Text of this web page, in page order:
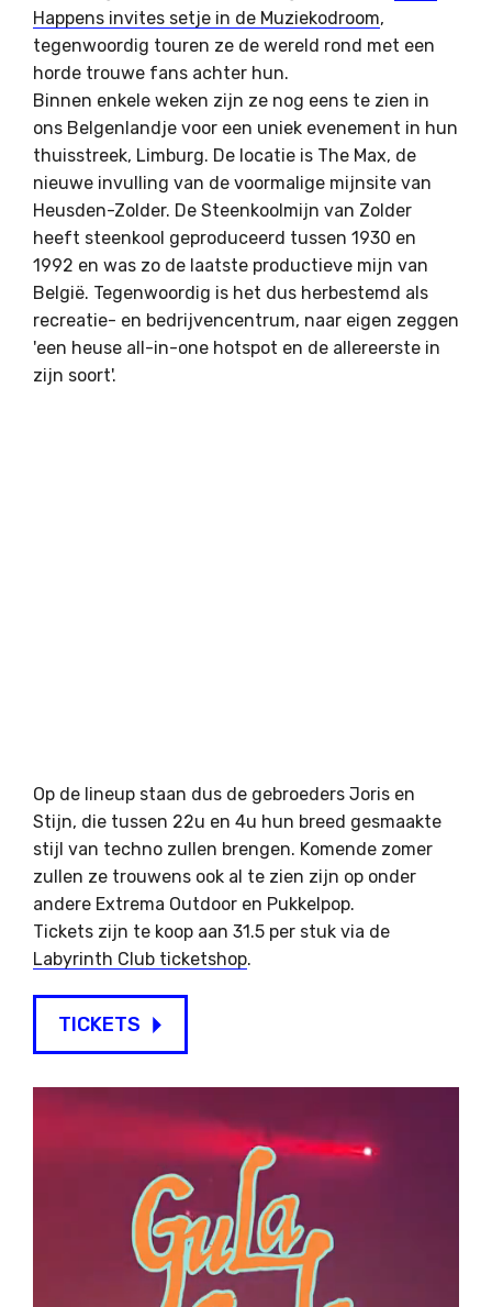
Happens invites setje in de Muziekodroom,
tegenwoordig touren ze de wereld rond met een
horde trouwe fans achter hun.
Binnen enkele weken zijn ze nog eens te zien in
ons Belgenlandje voor een uniek evenement in hun
thuisstreek, Limburg. De locatie is The Max, de
nieuwe invulling van de voormalige mijnsite van
Heusden-Zolder. De Steenkoolmijn van Zolder
heeft steenkool geproduceerd tussen 1930 en
1992 en was zo de laatste productieve mijn van
België. Tegenwoordig is het dus herbestemd als
recreatie- en bedrijvencentrum, naar eigen zeggen
'een heuse all-in-one hotspot en de allereerste in
zijn soort'.
Op de lineup staan dus de gebroeders Joris en
Stijn, die tussen 22u en 4u hun breed gesmaakte
stijl van techno zullen brengen. Komende zomer
zullen ze trouwens ook al te zien zijn op onder
andere Extrema Outdoor en Pukkelpop.
Tickets zijn te koop aan 31.5 per stuk via de
Labyrinth Club ticketshop.
TICKETS